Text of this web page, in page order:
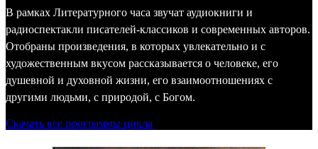
В рамках Литературного часа звучат аудиокниги и
радиоспектакли писателей-классиков и современных авторов.
Отобраны произведения, в которых увлекательно и с
художественным вкусом рассказывается о человеке, его
душевной и духовной жизни, его взаимоотношениях с
другими людьми, с природой, с Богом.
Скачать все программы цикла